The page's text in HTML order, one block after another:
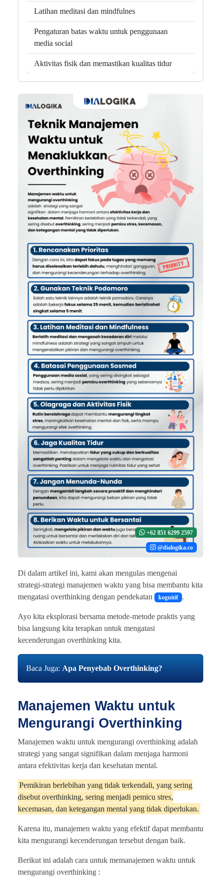
Latihan meditasi dan mindfulnes
Pengaturan batas waktu untuk penggunaan
media social
Aktivitas fisik dan memastikan kualitas tidur
+62 851 6299 2597
@dialogika.co
Di dalam artikel ini, kami akan mengulas mengenai
strategi-strategi manajemen waktu yang bisa membantu kita
mengatasi overthinking dengan pendekatan
kognitif .
Ayo kita eksplorasi bersama metode-metode praktis yang
bisa langsung kita terapkan untuk mengatasi
kecenderungan overthinking kita.
Baca Juga: Apa Penyebab Overthinking?
Manajemen Waktu untuk
Mengurangi Overthinking
Manajemen waktu untuk mengurangi overthinking adalah
strategi yang sangat signifikan dalam menjaga harmoni
antara efektivitas kerja dan kesehatan mental.
Pemikiran berlebihan yang tidak terkendali, yang sering
disebut overthinking, sering menjadi pemicu stres,
kecemasan, dan ketegangan mental yang tidak diperlukan.
Karena itu, manajemen waktu yang efektif dapat membantu
kita mengurangi kecenderungan tersebut dengan baik.
Berikut ini adalah cara untuk memanajemen waktu untuk
mengurangi overthinking :